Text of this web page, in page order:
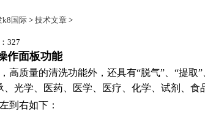
k8国际> 技术文章 >
327
作面板功能
高质量的清洗功能外，还具有“脱气”、“提
光学、医药、医学、医疗、化学、试剂、
到右如下：